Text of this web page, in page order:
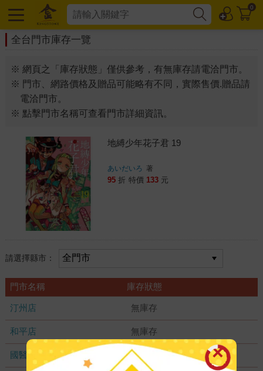
0
全台門市庫存一覽
※ 網頁之「庫存狀態」僅供參考，有無庫存請電洽門市。
※ 門市、網路價格及贈品可能略有不同，實際售價.贈品請
電洽門市。
※ 點擊門市名稱可查看門市詳細資訊。
地縛少年花子君 19
あいだいろ 著
95 折 特價 133 元
請選擇縣市：
門市名稱 庫存狀態
汀州店 無庫存
和平店 無庫存
國醫加盟店 無庫存